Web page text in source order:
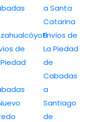
de
a Santa
Catarina
Envíos de
La Piedad
de
Cabadas
a
Santiago
de